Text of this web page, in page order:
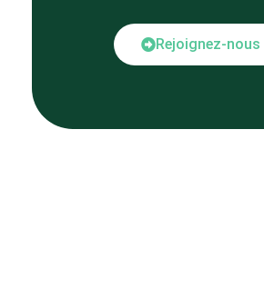
Rejoignez-nous